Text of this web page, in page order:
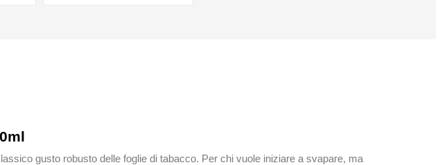
gusto robusto delle foglie di tabacco. Per chi vuole iniziare a svapare, ma